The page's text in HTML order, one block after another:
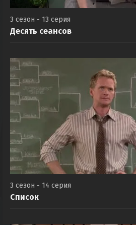
3 сезон - 13 серия
Десять сеансов
3 сезон - 14 серия
Список